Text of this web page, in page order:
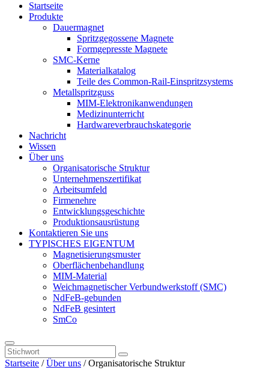
Startseite
Produkte
Dauermagnet
Spritzgegossene Magnete
Formgepresste Magnete
SMC-Kerne
Materialkatalog
Teile des Common-Rail-Einspritzsystems
Metallspritzguss
MIM-Elektronikanwendungen
Medizinunterricht
Hardwareverbrauchskategorie
Nachricht
Wissen
Über uns
Organisatorische Struktur
Unternehmenszertifikat
Arbeitsumfeld
Firmenehre
Entwicklungsgeschichte
Produktionsausrüstung
Kontaktieren Sie uns
TYPISCHES EIGENTUM
Magnetisierungsmuster
Oberflächenbehandlung
MIM-Material
Weichmagnetischer Verbundwerkstoff (SMC)
NdFeB-gebunden
NdFeB gesintert
SmCo
Startseite /Über uns / Organisatorische Struktur